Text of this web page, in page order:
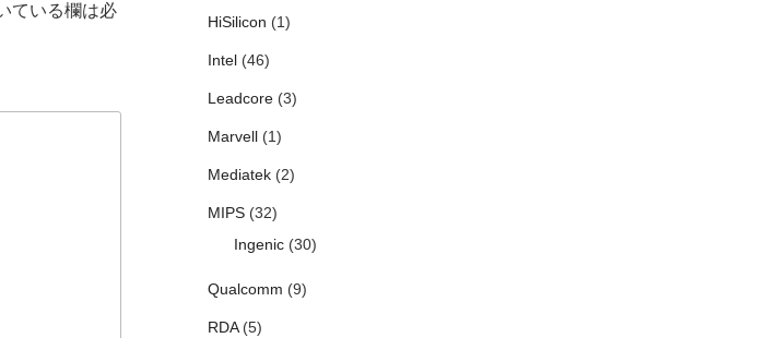
ている欄は必
HiSilicon (1)
Intel(46)
Leadcore(3)
Marvell(1)
Mediatek(2)
MIPS(32)
Ingenic(30)
Qualcomm (9)
RDA(5)